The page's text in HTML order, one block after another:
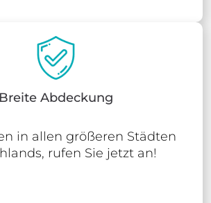
Breite Abdeckung
in allen größeren Städten
rufen Sie jetzt an!